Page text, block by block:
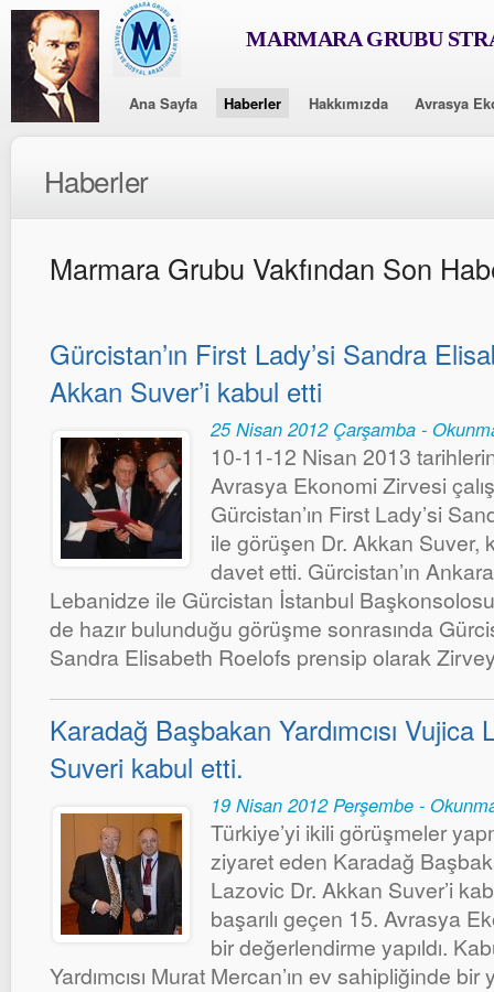
MARMARA GRUBU
Ana Sayfa Haberler Hakkımızda Avrasya
Haberler
Marmara Grubu Vakfından Son
Gürcistan’ın First Lady’si Sandra
Akkan Suver’i kabul etti
25 Nisan 2012 Çarşamba -
10-11-12 Nisan 2013
Avrasya Ekonomi Zirvesi
Gürcistan’ın First Lady’si
ile görüşen Dr. Akkan Suver,
davet etti. Gürcistan’ın
Lebanidze ile Gürcistan İstanbul
de hazır bulunduğu görüşme sonrasında
Sandra Elisabeth Roelofs prensip olarak
Karadağ Başbakan Yardımcısı
Suveri kabul etti.
19 Nisan 2012 Perşembe -
Türkiye’yi ikili görüşmeler
ziyaret eden Karadağ
Lazovic Dr. Akkan Suver’i
başarılı geçen 15. Avrasya
bir değerlendirme yapıldı.
Yardımcısı Murat Mercan’ın ev sahipliğinde